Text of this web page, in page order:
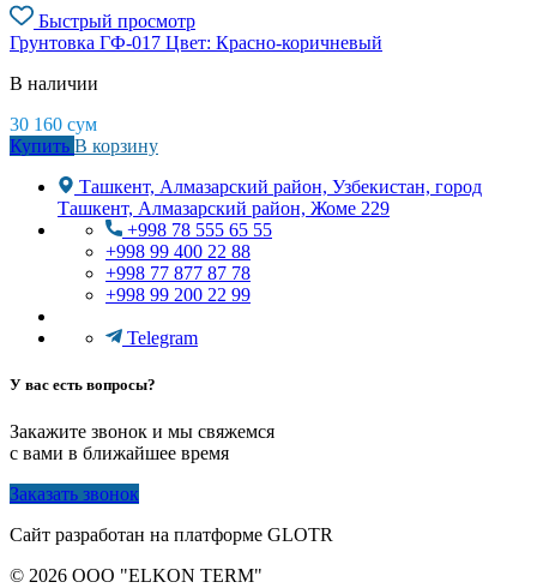
Быстрый просмотр
Грунтовка ГФ-017 Цвет: Красно-коричневый
В наличии
30 160 сум
Купить В корзину
Ташкент, Алмазарский район, Узбекистан, город
Ташкент, Алмазарский район, Жоме 229
+998 78 555 65 55
+998 99 400 22 88
+998 77 877 87 78
+998 99 200 22 99
Telegram
У вас есть вопросы?
Закажите звонок и мы свяжемся
с вами в ближайшее время
Заказать звонок
Сайт разработан на платформе GLOTR
© 2026 OOO "ELKON TERM"